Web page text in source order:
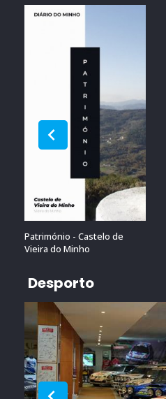
Património - Castelo de
Vieira do Minho
Desporto